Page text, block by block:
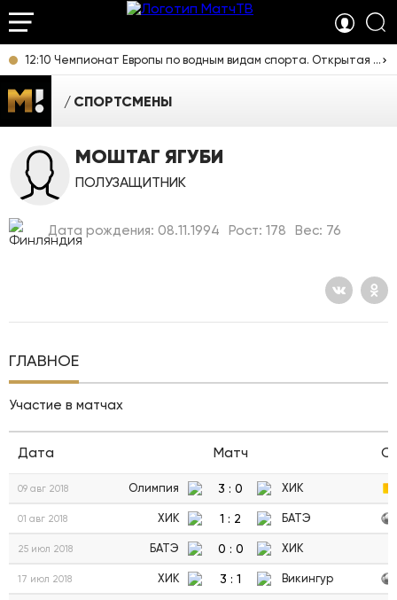
12:10 Чемпионат Европы по водным видам спорта. Открытая вода. Мужчины 3 км. Прямая трансляция из Франции
СПОРТСМЕНЫ
МОШТАГ ЯГУБИ
ПОЛУЗАЩИТНИК
Дата рождения: 08.11.1994 Рост: 178 Вес: 76
ГЛАВНОЕ
Участие в матчах
Дата Матч
09 авг 2018 Олимпия 3 : 0 ХИК
01 авг 2018 ХИК 1 : 2 БАТЭ
25 июл 2018 БАТЭ 0 : 0 ХИК
17 июл 2018 ХИК 3 : 1 Викингур